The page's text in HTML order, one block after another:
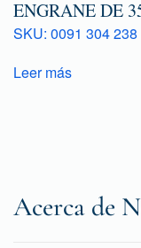
ENGRANE DE
SKU: 0091 304 238
Leer más
Acerca de